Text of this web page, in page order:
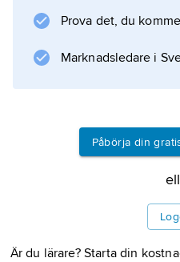
Prova det, du
Marknadsledare i
Påbörja din
Är du lärare? Starta din